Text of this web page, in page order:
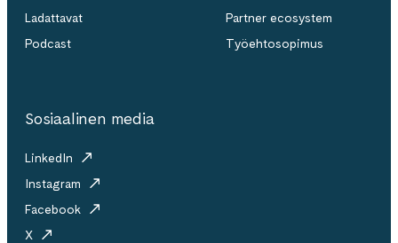
Ladattavat
Podcast
Partner ecosystem
Työehtosopimus
Sosiaalinen media
LinkedIn
Instagram
Facebook
X